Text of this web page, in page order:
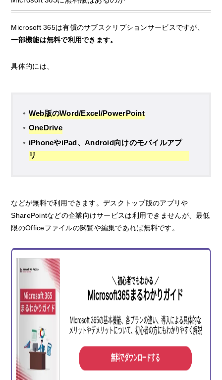
Microsoft 365は有償のサブスクリプションサービスですが、
一部機能は無料で利用できます。
具体的には、
Web版のWord/Excel/PowerPoint
OneDrive
iPhoneやiPad、Android向けのモバイルアプ
リ
などが無料で利用できます。デスクトップ版のアプリや
SharePointなどの企業向けサービスは利用できませんが、最低
限のOfficeファイルの閲覧や編集であれば無料です。